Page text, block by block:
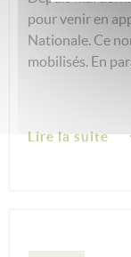
pour venir en
Nationale. Ce
mobilisés. En
Lire la suite